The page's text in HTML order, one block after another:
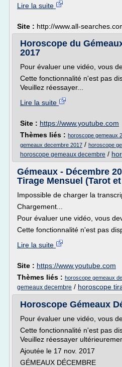
Lire la suite
Site : http://www.all-
Horoscope du
2017
Pour évaluer une vidéo, vous
Cette fonctionnalité n'est pas
Veuillez réessayer...
Lire la suite
Site : https://www.youtube.com
Thèmes liés : horoscope gemeaux
gemeaux decembre 2017 / horoscope
horoscope gemeaux decembre /
Gémeaux - Décembre
Tirage Mensuel (Tarot
Impossible de charger la
Chargement...
Pour évaluer une vidéo, vous
Cette fonctionnalité n'est pas
Lire la suite
Site : https://www.youtube.com
Thèmes liés : horoscope gemeaux
gemeaux decembre / horoscope
Horoscope Gémeaux
Pour évaluer une vidéo, vous
Cette fonctionnalité n'est pas
Veuillez réessayer
Ajoutée le 17 nov. 2017
GÉMEAUX DÉCEMBRE